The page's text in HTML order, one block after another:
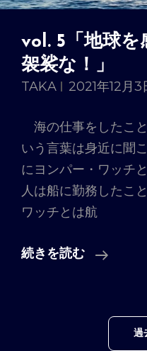
vol. 5「地球を
袈裟な！」
TAKA 2021年12月3
海の仕事をしたこ
いう言葉は身近に聞
にヨンパー・ワッチ
人は船に勤務したこ
ワッチとは航
続きを読む
Vol.
を
過